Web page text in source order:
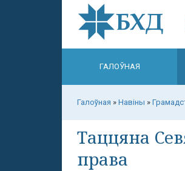
ГАЛОЎНАЯ
Галоўная » Навіны »
Таццяна
права